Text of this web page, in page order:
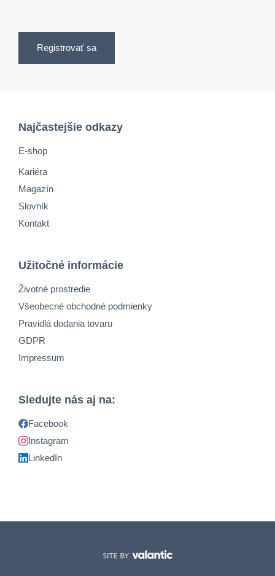
Registrovať sa
Najčastejšie odkazy
E-shop
Kariéra
Magazín
Slovník
Kontakt
Užitočné informácie
Životné prostredie
Všeobecné obchodné podmienky
Pravidlá dodania tovaru
GDPR
Impressum
Sledujte nás aj na:
Facebook
Instagram
LinkedIn